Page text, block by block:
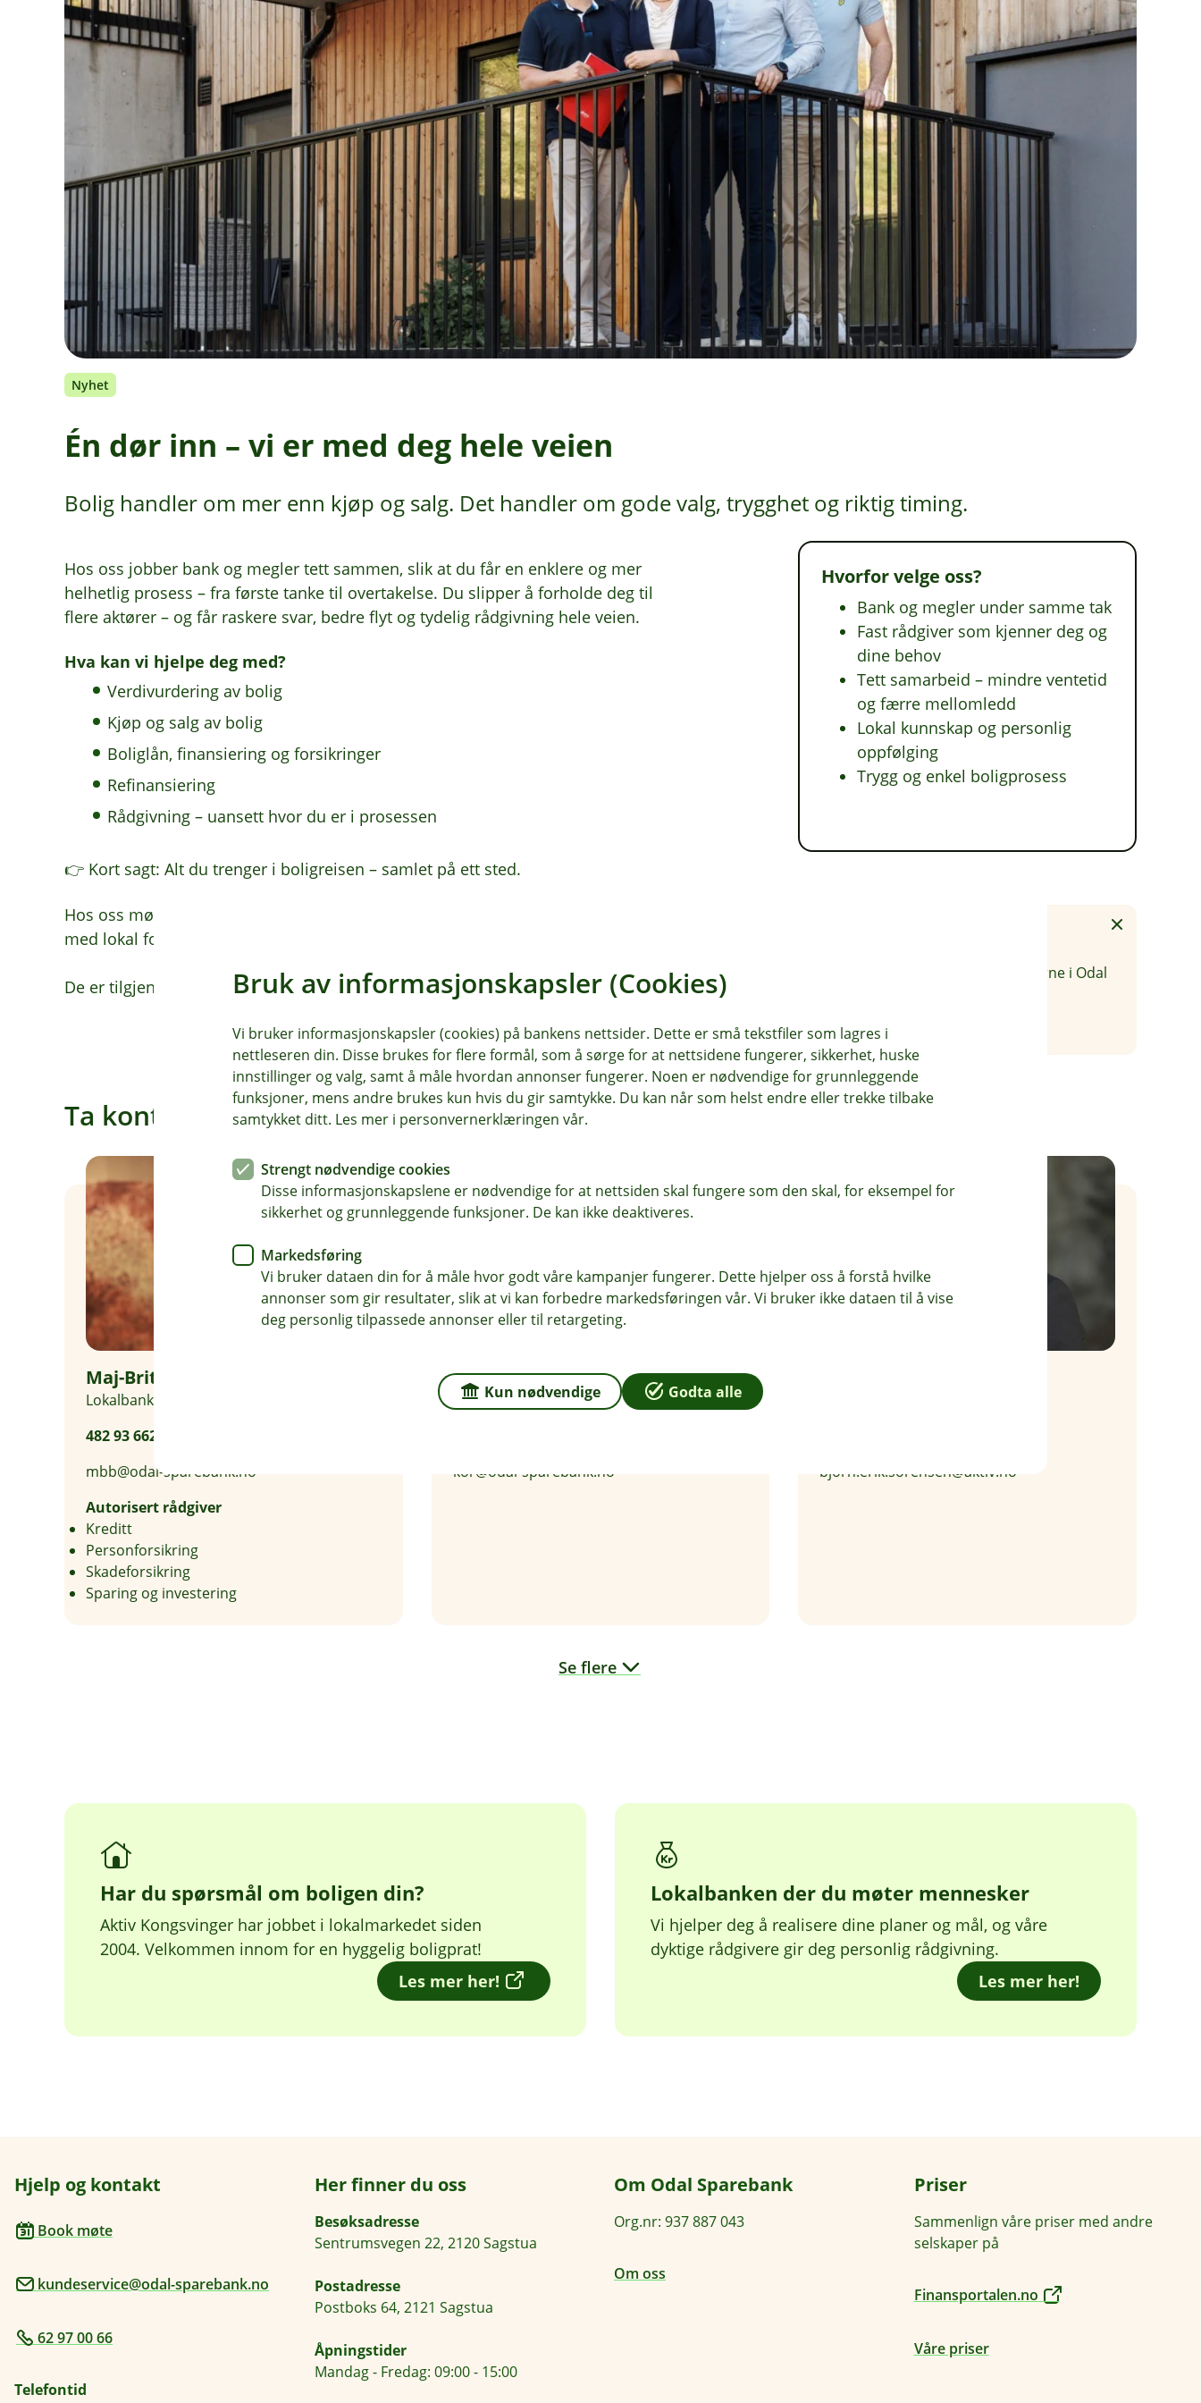
Nyhet
Én dør inn – vi er med deg hele veien
Bolig handler om mer enn kjøp og salg. Det handler om gode valg, trygghet og riktig timing.
Hos oss jobber bank og megler tett sammen, slik at du får en enklere og mer
helhetlig prosess – fra første tanke til overtakelse. Du slipper å forholde deg til
flere aktører – og får raskere svar, bedre flyt og tydelig rådgivning hele veien.
Hva kan vi hjelpe deg med?
Verdivurdering av bolig
Kjøp og salg av bolig
Boliglån, finansiering og forsikringer
Refinansiering
Rådgivning – uansett hvor du er i prosessen
👉 Kort sagt: Alt du trenger i boligreisen – samlet på ett sted.
Hos oss møter du Bjørn Erik, Nicolai, Maj‑Britt og Kai Olav – rådgivere og meglere
med lokal forankring og god kjennskap til markedet i Eidskog.
De er tilgjengelige når du trenger det, og gir deg råd du kan føle deg trygg på.
Hvorfor velge oss?
Bank og megler under samme tak
Fast rådgiver som kjenner deg og
dine behov
Tett samarbeid – mindre ventetid
og færre mellomledd
Lokal kunnskap og personlig
oppfølging
Trygg og enkel boligprosess
Vil du snakke med en av rådgiverne i Odal
Ta kontakt – vi hjelper deg videre
Maj-Britt Biller
Lokalbanksjef Kongsvinger
482 93 662
mbb@odal-sparebank.no
Autorisert rådgiver
Kreditt
Personforsikring
Skadeforsikring
Sparing og investering
Kai Olav Ryen
Rådgiver personmarked
kor@odal-sparebank.no
bjorn.erik.sorensen@aktiv.no
Se flere
Har du spørsmål om boligen din?
Aktiv Kongsvinger har jobbet i lokalmarkedet siden
2004. Velkommen innom for en hyggelig boligprat!
Les mer her!
E
s
p
Lokalbanken der du møter mennesker
Vi hjelper deg å realisere dine planer og mål, og våre
dyktige rådgivere gir deg personlig rådgivning.
Les mer her!
Hjelp og kontakt
Book møte
kundeservice@odal-sparebank.no
62 97 00 66
Telefontid
Her finner du oss
Besøksadresse
Sentrumsvegen 22, 2120 Sagstua
Postadresse
Postboks 64, 2121 Sagstua
Åpningstider
Mandag - Fredag: 09:00 - 15:00
Om Odal Sparebank
Org.nr: 937 887 043
Om oss
Priser
Sammenlign våre priser med andre
selskaper på
Finansportalen.no
Våre priser
Bruk av informasjonskapsler (Cookies)
Vi bruker informasjonskapsler (cookies) på bankens nettsider. Dette er små tekstfiler som lagres i
nettleseren din. Disse brukes for flere formål, som å sørge for at nettsidene fungerer, sikkerhet, huske
innstillinger og valg, samt å måle hvordan annonser fungerer. Noen er nødvendige for grunnleggende
funksjoner, mens andre brukes kun hvis du gir samtykke. Du kan når som helst endre eller trekke tilbake
samtykket ditt. Les mer i personvernerklæringen vår.
Strengt nødvendige cookies
Disse informasjonskapslene er nødvendige for at nettsiden skal fungere som den skal, for eksempel for
sikkerhet og grunnleggende funksjoner. De kan ikke deaktiveres.
Markedsføring
Vi bruker dataen din for å måle hvor godt våre kampanjer fungerer. Dette hjelper oss å forstå hvilke
annonser som gir resultater, slik at vi kan forbedre markedsføringen vår. Vi bruker ikke dataen til å vise
deg personlig tilpassede annonser eller til retargeting.
Kun nødvendige Godta alle